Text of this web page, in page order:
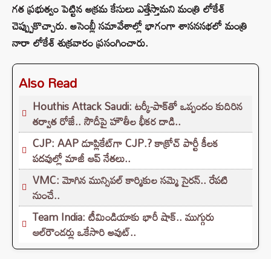
గత ప్రభుత్వం పెట్టిన అక్రమ కేసులు ఎత్తేస్తామని మంత్రి లోకేశ్‌
చెప్ప్పుకొచ్చారు. అసెంబ్లీ సమావేశాల్లో భాగంగా శాసనసభలో మంత్రి
నారా లోకేశ్‌ శుక్రవారం ప్రసంగించారు.
Also Read
Houthis Attack Saudi: టర్కీ-పాక్‌తో ఒప్పందం కుదిరిన
తర్వాత రోజే.. సౌదీపై హౌతీల భీకర దాడి..
CJP: AAP డూప్లికేట్‌గా CJP.? కాక్రోచ్ పార్టీ కీలక
పదవుల్లో మాజీ ఆప్ నేతలు..
VMC: మోగిన మున్సిపల్ కార్మికుల సమ్మె సైరన్.. రేపటి
నుంచే..
Team India: టీమిండియాకు భారీ షాక్.. ముగ్గురు
ఆల్‌రౌండర్లు ఒకేసారి అవుట్..